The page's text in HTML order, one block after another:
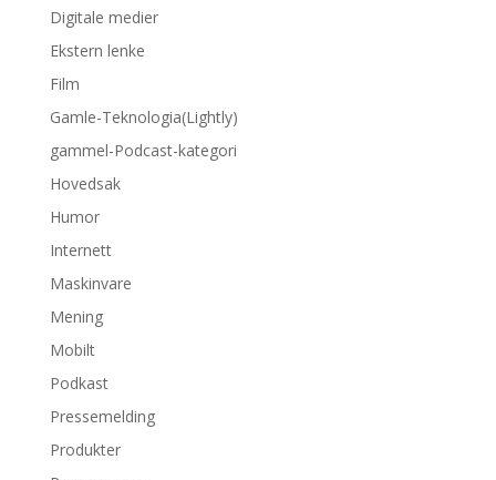
Digitale medier
Ekstern lenke
Film
Gamle-Teknologia(Lightly)
gammel-Podcast-kategori
Hovedsak
Humor
Internett
Maskinvare
Mening
Mobilt
Podkast
Pressemelding
Produkter